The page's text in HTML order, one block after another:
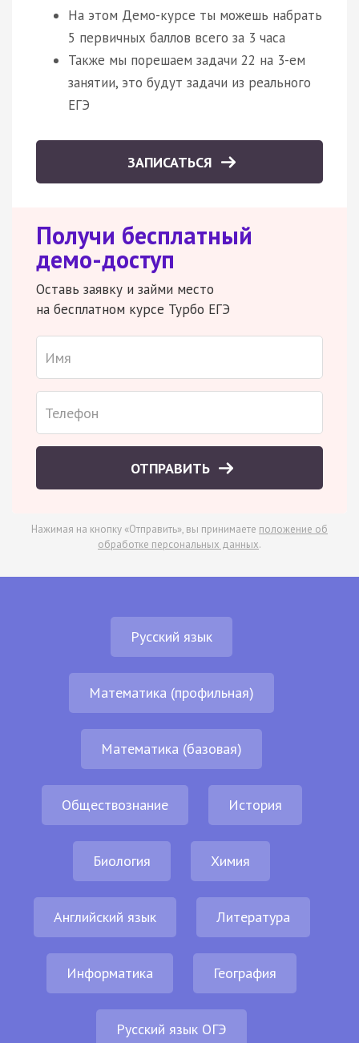
На этом Демо-курсе ты можешь набрать
5 первичных баллов всего за 3 часа
Также мы порешаем задачи 22 на 3-ем
занятии, это будут задачи из реального
ЕГЭ
ЗАПИСАТЬСЯ
Получи бесплатный
демо-доступ
Оставь заявку и займи место
на бесплатном курсе Турбо ЕГЭ
ОТПРАВИТЬ
Нажимая на кнопку «Отправить», вы принимаете положение об
обработке персональных данных.
Русский язык
Математика (профильная)
Математика (базовая)
Обществознание История
Биология Химия
Английский язык Литература
Информатика География
Русский язык ОГЭ